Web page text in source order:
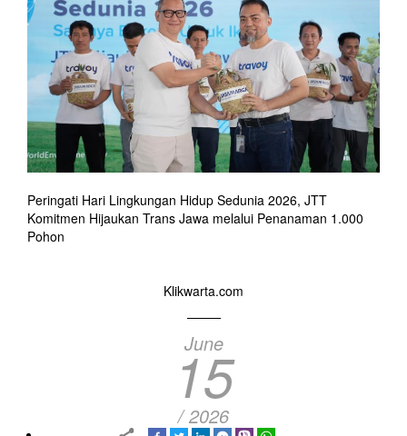
Peringati Hari Lingkungan Hidup Sedunia 2026, JTT
Komitmen Hijaukan Trans Jawa melalui Penanaman 1.000
Pohon
Klikwarta.com
June
15
/ 2026